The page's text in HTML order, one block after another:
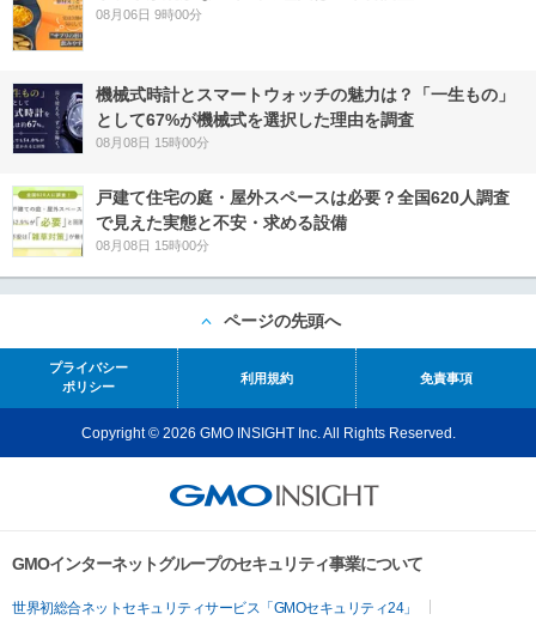
08月06日 9時00分
機械式時計とスマートウォッチの魅力は？「一生もの」
として67%が機械式を選択した理由を調査
08月08日 15時00分
戸建て住宅の庭・屋外スペースは必要？全国620人調査
で見えた実態と不安・求める設備
08月08日 15時00分
ページの先頭へ
プライバシー
ポリシー
利用規約 免責事項
Copyright © 2026 GMO INSIGHT Inc. All Rights Reserved.
GMOインターネットグループのセキュリティ事業について
世界初総合ネットセキュリティサービス「GMOセキュリティ24」